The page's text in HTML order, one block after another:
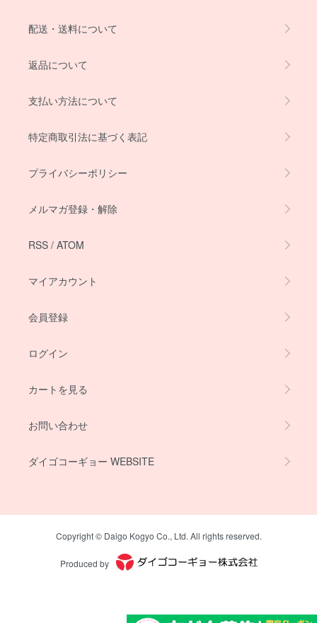
配送・送料について
返品について
支払い方法について
特定商取引法に基づく表記
プライバシーポリシー
メルマガ登録・解除
RSS / ATOM
マイアカウント
会員登録
ログイン
カートを見る
お問い合わせ
ダイゴコーギョー WEBSITE
Copyright © Daigo Kogyo Co., Ltd. All rights reserved.
Produced by